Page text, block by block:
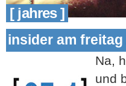
[ jahres ]
insider am freitag
Na,
und